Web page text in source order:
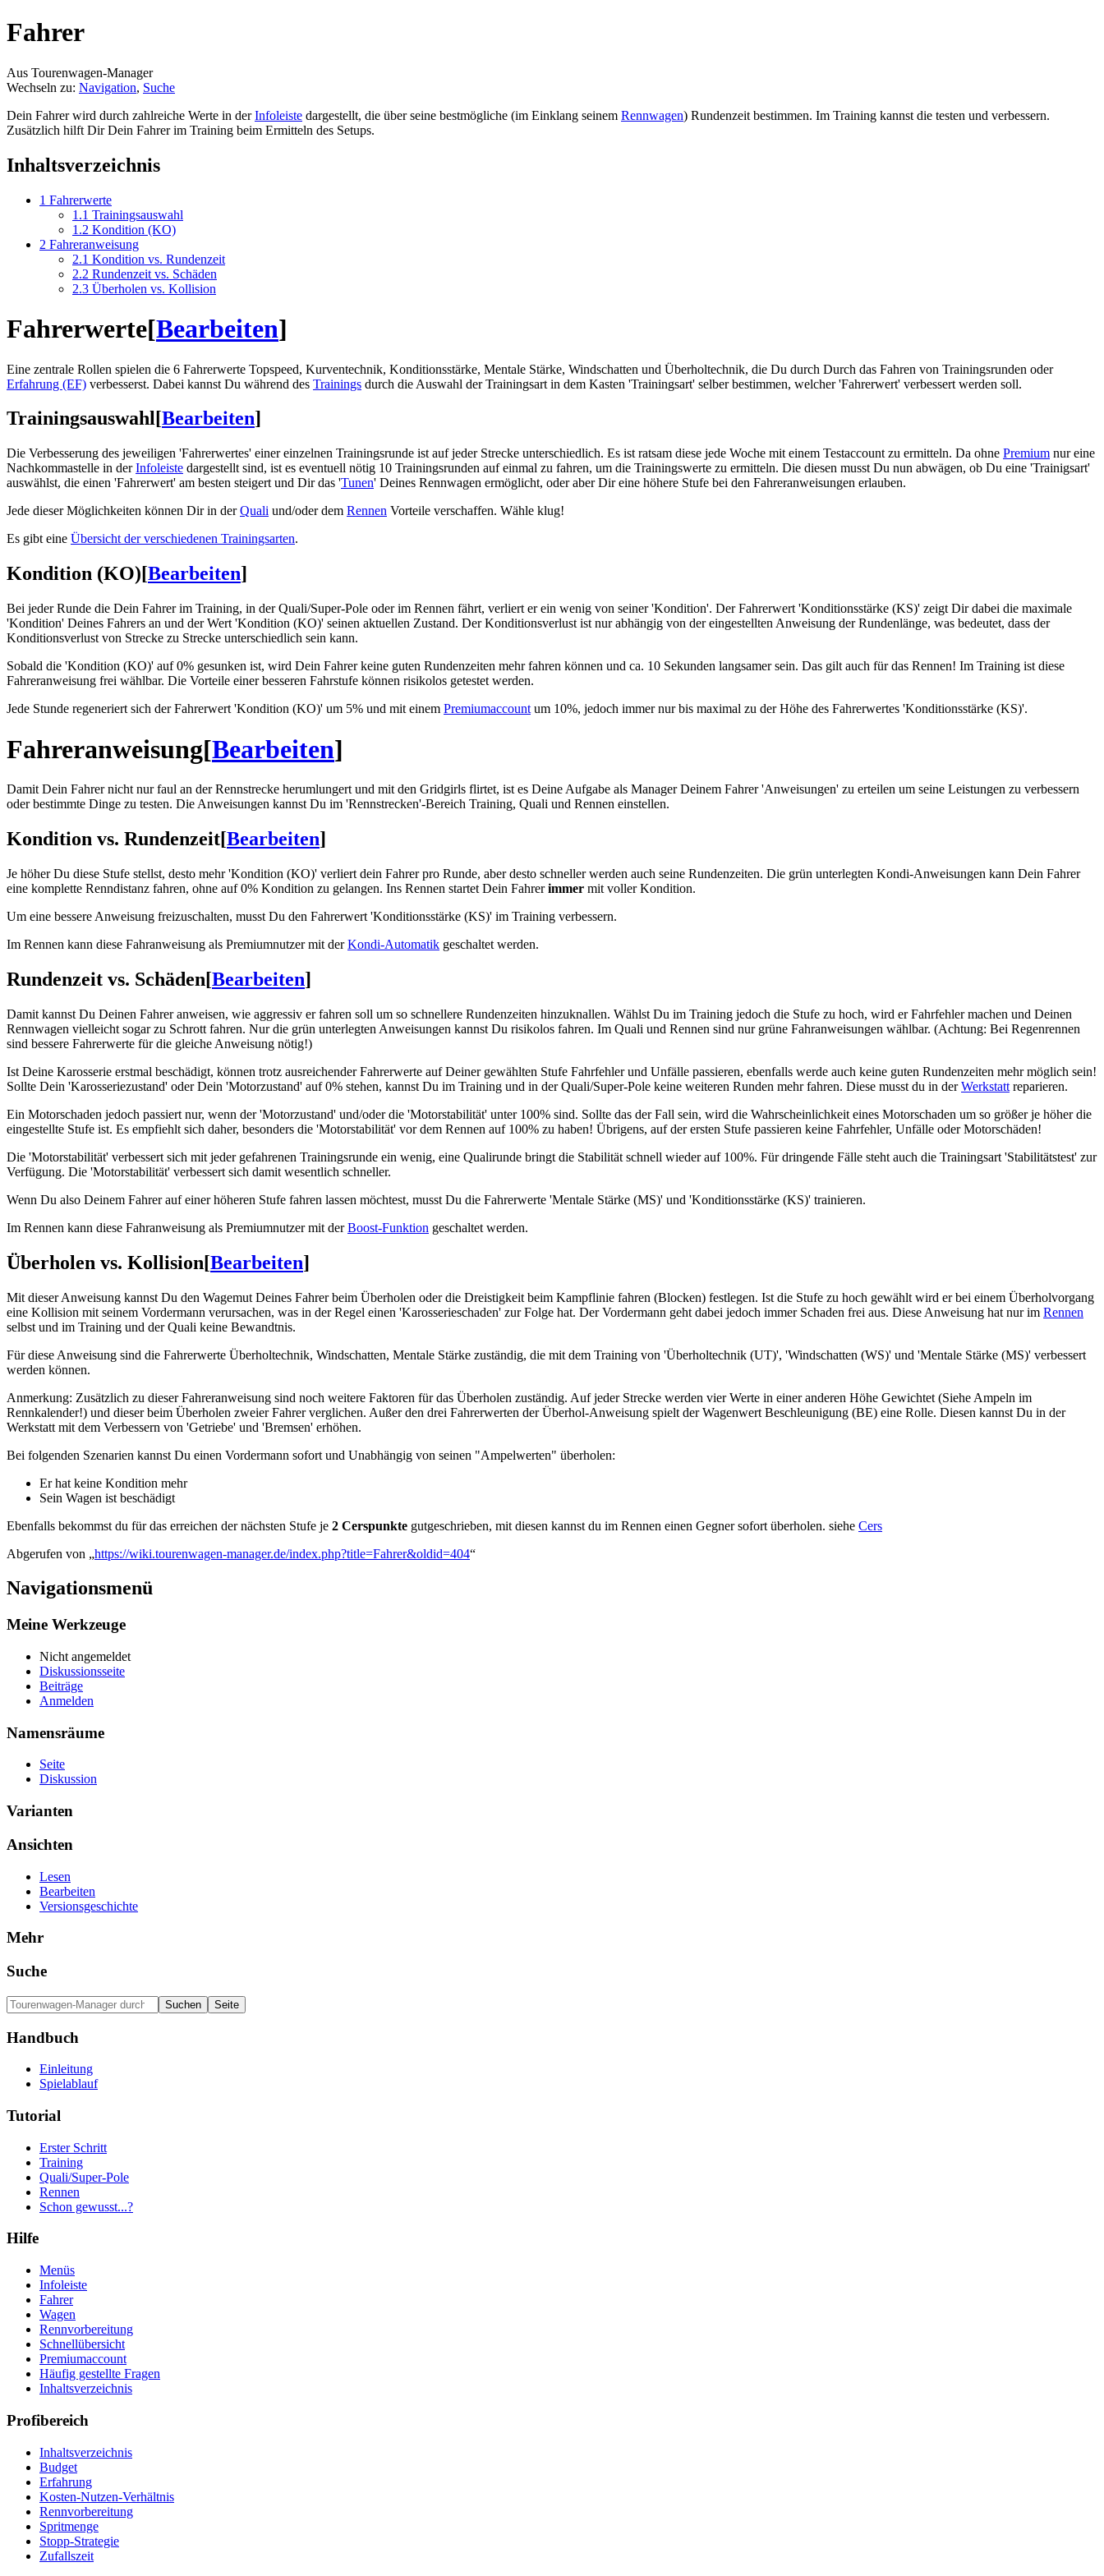
Fahrer
Aus Tourenwagen-Manager
Wechseln zu: Navigation, Suche
Dein Fahrer wird durch zahlreiche Werte in derInfoleiste dargestellt, die über seine bestmögliche (im Einklang seinem Rennwagen) Rundenzeit bestimmen. Im Training kannst die testen und verbessern.
Zusätzlich hilft Dir Dein Fahrer im Training beim Ermitteln des Setups.
Inhaltsverzeichnis
1 Fahrerwerte
1.1 Trainingsauswahl
1.2 Kondition (KO)
2 Fahreranweisung
2.1 Kondition vs. Rundenzeit
2.2 Rundenzeit vs. Schäden
2.3 Überholen vs. Kollision
Fahrerwerte[Bearbeiten]
Eine zentrale Rollen spielen die 6 Fahrerwerte Topspeed, Kurventechnik, Konditionsstärke, Mentale Stärke, Windschatten und Überholtechnik, die Du durch Durch das Fahren von Trainingsrunden oder
Erfahrung (EF) verbesserst. Dabei kannst Du während des Trainings durch die Auswahl der Trainingsart in dem Kasten 'Trainingsart' selber bestimmen, welcher 'Fahrerwert' verbessert werden soll.
Trainingsauswahl[Bearbeiten]
Die Verbesserung des jeweiligen 'Fahrerwertes' einer einzelnen Trainingsrunde ist auf jeder Strecke unterschiedlich. Es ist ratsam diese jede Woche mit einem Testaccount zu ermitteln. Da ohne Premium nur eine
Nachkommastelle in derInfoleiste dargestellt sind, ist es eventuell nötig 10 Trainingsrunden auf einmal zu fahren, um die Trainingswerte zu ermitteln. Die diesen musst Du nun abwägen, ob Du eine 'Trainigsart'
auswählst, die einen 'Fahrerwert' am besten steigert und Dir das 'Tunen' Deines Rennwagen ermöglicht, oder aber Dir eine höhere Stufe bei den Fahreranweisungen erlauben.
Jede dieser Möglichkeiten können Dir in derQuali und/oder dem Rennen Vorteile verschaffen. Wähle klug!
Es gibt eine Übersicht der verschiedenen Trainingsarten.
Kondition (KO)[Bearbeiten]
Bei jeder Runde die Dein Fahrer im Training, in der Quali/Super-Pole oder im Rennen fährt, verliert er ein wenig von seiner 'Kondition'. Der Fahrerwert 'Konditionsstärke (KS)' zeigt Dir dabei die maximale
'Kondition' Deines Fahrers an und der Wert 'Kondition (KO)' seinen aktuellen Zustand. Der Konditionsverlust ist nur abhängig von der eingestellten Anweisung der Rundenlänge, was bedeutet, dass der
Konditionsverlust von Strecke zu Strecke unterschiedlich sein kann.
Sobald die 'Kondition (KO)' auf 0% gesunken ist, wird Dein Fahrer keine guten Rundenzeiten mehr fahren können und ca. 10 Sekunden langsamer sein. Das gilt auch für das Rennen! Im Training ist diese
Fahreranweisung frei wählbar. Die Vorteile einer besseren Fahrstufe können risikolos getestet werden.
Jede Stunde regeneriert sich der Fahrerwert 'Kondition (KO)' um 5% und mit einem Premiumaccount um 10%, jedoch immer nur bis maximal zu der Höhe des Fahrerwertes 'Konditionsstärke (KS)'.
Fahreranweisung[Bearbeiten]
Damit Dein Fahrer nicht nur faul an der Rennstrecke herumlungert und mit den Gridgirls flirtet, ist es Deine Aufgabe als Manager Deinem Fahrer 'Anweisungen' zu erteilen um seine Leistungen zu verbessern
oder bestimmte Dinge zu testen. Die Anweisungen kannst Du im 'Rennstrecken'-Bereich Training, Quali und Rennen einstellen.
Kondition vs. Rundenzeit[Bearbeiten]
Je höher Du diese Stufe stellst, desto mehr 'Kondition (KO)' verliert dein Fahrer pro Runde, aber desto schneller werden auch seine Rundenzeiten. Die grün unterlegten Kondi-Anweisungen kann Dein Fahrer
eine komplette Renndistanz fahren, ohne auf 0% Kondition zu gelangen. Ins Rennen startet Dein Fahrerimmer mit voller Kondition.
Um eine bessere Anweisung freizuschalten, musst Du den Fahrerwert 'Konditionsstärke (KS)' im Training verbessern.
Im Rennen kann diese Fahranweisung als Premiumnutzer mit derKondi-Automatik geschaltet werden.
Rundenzeit vs. Schäden[Bearbeiten]
Damit kannst Du Deinen Fahrer anweisen, wie aggressiv er fahren soll um so schnellere Rundenzeiten hinzuknallen. Wählst Du im Training jedoch die Stufe zu hoch, wird er Fahrfehler machen und Deinen
Rennwagen vielleicht sogar zu Schrott fahren. Nur die grün unterlegten Anweisungen kannst Du risikolos fahren. Im Quali und Rennen sind nur grüne Fahranweisungen wählbar. (Achtung: Bei Regenrennen
sind bessere Fahrerwerte für die gleiche Anweisung nötig!)
Ist Deine Karosserie erstmal beschädigt, können trotz ausreichender Fahrerwerte auf Deiner gewählten Stufe Fahrfehler und Unfälle passieren, ebenfalls werde auch keine guten Rundenzeiten mehr möglich sein!
Sollte Dein 'Karosseriezustand' oder Dein 'Motorzustand' auf 0% stehen, kannst Du im Training und in der Quali/Super-Pole keine weiteren Runden mehr fahren. Diese musst du in derWerkstatt reparieren.
Ein Motorschaden jedoch passiert nur, wenn der 'Motorzustand' und/oder die 'Motorstabilität' unter 100% sind. Sollte das der Fall sein, wird die Wahrscheinlichkeit eines Motorschaden um so größer je höher die
eingestellte Stufe ist. Es empfiehlt sich daher, besonders die 'Motorstabilität' vor dem Rennen auf 100% zu haben! Übrigens, auf der ersten Stufe passieren keine Fahrfehler, Unfälle oder Motorschäden!
Die 'Motorstabilität' verbessert sich mit jeder gefahrenen Trainingsrunde ein wenig, eine Qualirunde bringt die Stabilität schnell wieder auf 100%. Für dringende Fälle steht auch die Trainingsart 'Stabilitätstest' zur
Verfügung. Die 'Motorstabilität' verbessert sich damit wesentlich schneller.
Wenn Du also Deinem Fahrer auf einer höheren Stufe fahren lassen möchtest, musst Du die Fahrerwerte 'Mentale Stärke (MS)' und 'Konditionsstärke (KS)' trainieren.
Im Rennen kann diese Fahranweisung als Premiumnutzer mit derBoost-Funktion geschaltet werden.
Überholen vs. Kollision[Bearbeiten]
Mit dieser Anweisung kannst Du den Wagemut Deines Fahrer beim Überholen oder die Dreistigkeit beim Kampflinie fahren (Blocken) festlegen. Ist die Stufe zu hoch gewählt wird er bei einem Überholvorgang
eine Kollision mit seinem Vordermann verursachen, was in der Regel einen 'Karosserieschaden' zur Folge hat. Der Vordermann geht dabei jedoch immer Schaden frei aus. Diese Anweisung hat nur im Rennen
selbst und im Training und der Quali keine Bewandtnis.
Für diese Anweisung sind die Fahrerwerte Überholtechnik, Windschatten, Mentale Stärke zuständig, die mit dem Training von 'Überholtechnik (UT)', 'Windschatten (WS)' und 'Mentale Stärke (MS)' verbessert
werden können.
Anmerkung: Zusätzlich zu dieser Fahreranweisung sind noch weitere Faktoren für das Überholen zuständig. Auf jeder Strecke werden vier Werte in einer anderen Höhe Gewichtet (Siehe Ampeln im
Rennkalender!) und dieser beim Überholen zweier Fahrer verglichen. Außer den drei Fahrerwerten der Überhol-Anweisung spielt der Wagenwert Beschleunigung (BE) eine Rolle. Diesen kannst Du in der
Werkstatt mit dem Verbessern von 'Getriebe' und 'Bremsen' erhöhen.
Bei folgenden Szenarien kannst Du einen Vordermann sofort und Unabhängig von seinen "Ampelwerten" überholen:
Er hat keine Kondition mehr
Sein Wagen ist beschädigt
Ebenfalls bekommst du für das erreichen der nächsten Stufe je 2 Cerspunkte gutgeschrieben, mit diesen kannst du im Rennen einen Gegner sofort überholen. siehe Cers
Abgerufen von „https://wiki.tourenwagen-manager.de/index.php?title=Fahrer&oldid=404“
Navigationsmenü
Meine Werkzeuge
Nicht angemeldet
Diskussionsseite
Beiträge
Anmelden
Namensräume
Seite
Diskussion
Varianten
Ansichten
Lesen
Bearbeiten
Versionsgeschichte
Mehr
Suche
Handbuch
Einleitung
Spielablauf
Tutorial
Erster Schritt
Training
Quali/Super-Pole
Rennen
Schon gewusst...?
Hilfe
Menüs
Infoleiste
Fahrer
Wagen
Rennvorbereitung
Schnellübersicht
Premiumaccount
Häufig gestellte Fragen
Inhaltsverzeichnis
Profibereich
Inhaltsverzeichnis
Budget
Erfahrung
Kosten-Nutzen-Verhältnis
Rennvorbereitung
Spritmenge
Stopp-Strategie
Zufallszeit